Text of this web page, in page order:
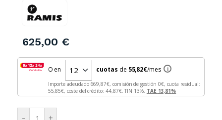
625,00 €
O en cuotas de 55,82€/mes i
Importe adeudado 669,87 €, comisión de gestión 0
€, cuota residual:
55,85
€, coste del crédito: 44,87€. TIN 13%. TAE 13,81%
- +